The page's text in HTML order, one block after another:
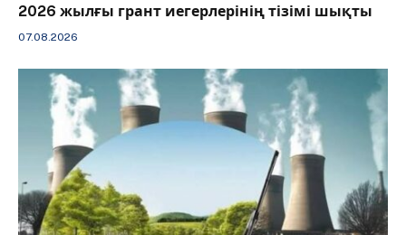
2026 жылғы грант иегерлерінің тізімі шықты
07.08.2026